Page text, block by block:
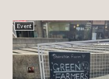
職種/ホールスタッフ・仕
容/接客、簡単な調理、ラ
グ...
Event